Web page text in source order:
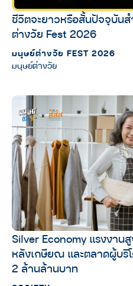
ชีวิตจะยาวหรือสั้นปัจจุบัน
ต่างวัย Fest 2026
มนุษย์ต่างวัย FEST 2026
มนุษย์ต่างวัย
Silver Economy แรงงา
หลังเกษียณ และตลาดผู้บริ
2 ล้านล้านบาท